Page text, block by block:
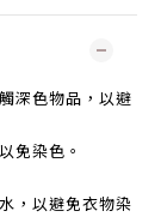
深色物品，以避
免染色。
，以避免衣物染